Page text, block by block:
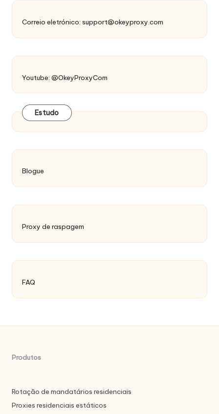
Correio eletrónico: support@okeyproxy.com
Youtube: @OkeyProxyCom
Estudo
Blogue
Proxy de raspagem
FAQ
Produtos
Rotação de mandatários residenciais
Proxies residenciais estáticos